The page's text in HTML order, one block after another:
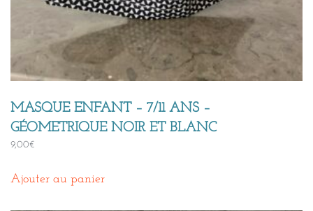
MASQUE ENFANT – 7/11 ANS –
GÉOMETRIQUE NOIR ET BLANC
9,00€
Ajouter au panier